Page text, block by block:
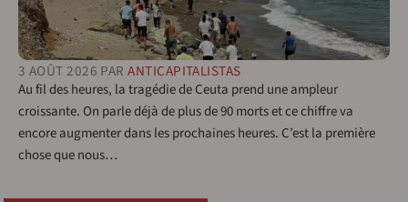
3 AOÛT 2026 PARANTICAPITALISTAS
Au fil des heures, la tragédie de Ceuta prend une ampleur
croissante. On parle déjà de plus de 90 morts et ce chiffre va
encore augmenter dans les prochaines heures. C’est la première
chose que nous…